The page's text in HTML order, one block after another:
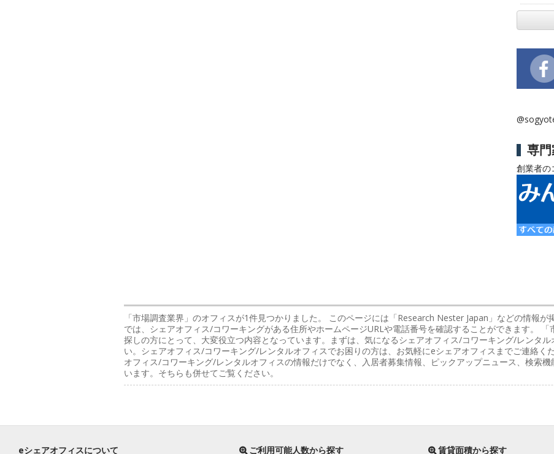
専
創業者の
「市場調査業界」のオフィスが1件見つかりました。 このページには「Research Nester Japan」などの情報が
では、シェアオフィス/コワーキングがある住所やホームページURLや電話番号を確認することができます。
探しの方にとって、大変役立つ内容となっています。まずは、気になるシェアオフィス/コワーキング/レンタ
い。シェアオフィス/コワーキング/レンタルオフィスでお困りの方は、お気軽にeシェアオフィスまでご連絡く
オフィス/コワーキング/レンタルオフィスの情報だけでなく、入居者募集情報、ピックアップニュース、検索
います。そちらも併せてご覧ください。
eシェアオフィスについて ご利用可能人数から探す 賃貸面積から探す